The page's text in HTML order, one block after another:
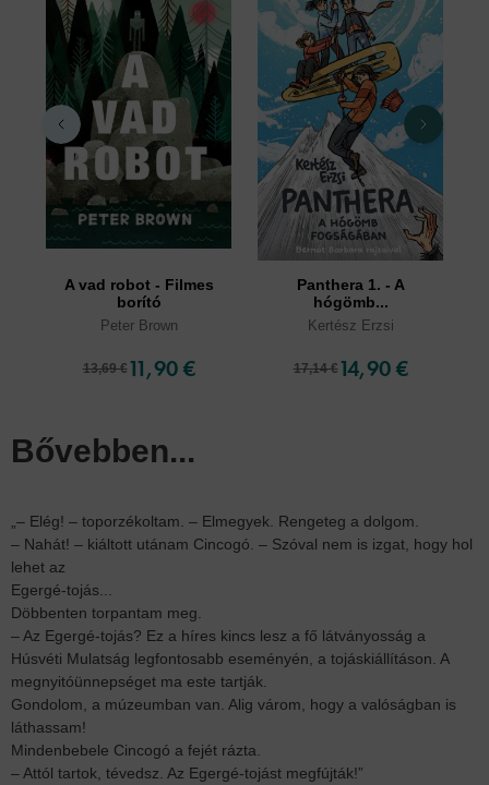
A vad robot - Filmes
borító
Peter Brown
13,69 € 11,90 €
Panthera 1. - A
hógömb...
Kertész Erzsi
17,14 € 14,90 €
Bővebben...
„– Elég! – toporzékoltam. – Elmegyek. Rengeteg a dolgom.
– Nahát! – kiáltott utánam Cincogó. – Szóval nem is izgat, hogy hol
lehet az
Egergé-tojás...
Döbbenten torpantam meg.
– Az Egergé-tojás? Ez a híres kincs lesz a fő látványosság a
Húsvéti Mulatság legfontosabb eseményén, a tojáskiállításon. A
megnyitóünnepséget ma este tartják.
Gondolom, a múzeumban van. Alig várom, hogy a valóságban is
láthassam!
Mindenbebele Cincogó a fejét rázta.
– Attól tartok, tévedsz. Az Egergé-tojást megfújták!”